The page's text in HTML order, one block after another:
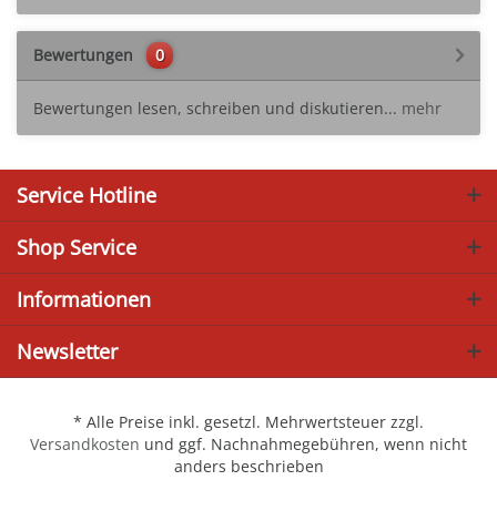
Bewertungen 0
Bewertungen lesen, schreiben und diskutieren... mehr
Service Hotline
Shop Service
Informationen
Newsletter
* Alle Preise inkl. gesetzl. Mehrwertsteuer zzgl.
Versandkosten und ggf. Nachnahmegebühren, wenn nicht
anders beschrieben